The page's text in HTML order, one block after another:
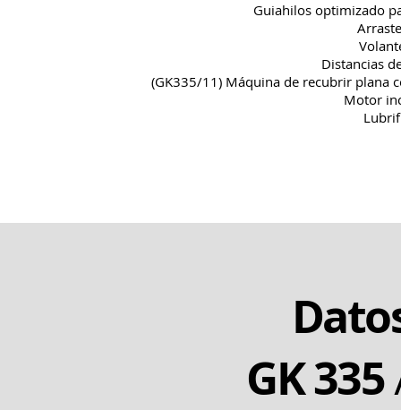
Guiahilos optimizado
Distancias
(GK335/11) Máquina de recubrir plana
Motor
GK 335